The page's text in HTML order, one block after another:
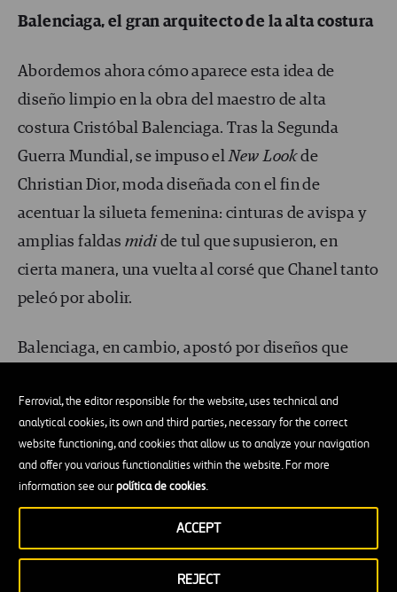
Ferrovial, the editor responsible for the website, uses technical and
analytical cookies, its own and third parties, necessary for the correct
website functioning, and cookies that allow us to analyze your navigation
and offer you various functionalities within the website. For more
information see ourpolítica de cookies.
REJECT
ACCEPT
Balenciaga, el gran arquitecto de la alta costura
Abordemos ahora cómo aparece esta idea de
diseño limpio en la obra del maestro de alta
costura Cristóbal Balenciaga. Tras la Segunda
Guerra Mundial, se impuso elNew Lookde
Christian Dior, moda diseñada con el fin de
acentuar la silueta femenina: cinturas de avispa y
amplias faldasmidide tul que supusieron, en
cierta manera, una vuelta al corsé que Chanel tanto
peleó por abolir.
Balenciaga, en cambio, apostó por diseños que
buscando siempre la comodidad de la usuaria, de
forma, sin duda, muy próxima a la primacía de la
funcionalidad que plantaba la Bauhaus. En 1947, el
modisto vasco presenta lalínea barril
su primera propuesta que libera la cintura en su
totalidad. Más adelante, Balenciaga experimentará
con el volumen de las prendas, jugando con